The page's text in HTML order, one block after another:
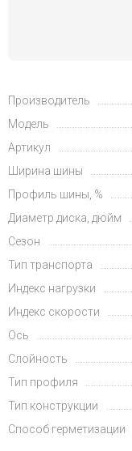
Производитель
Модель
Артикул
Ширина шины
Профиль шины, %
Диаметр диска, дюйм
Сезон
Тип транспорта
Индекс нагрузки
Индекс скорости
Ось
Слойность
Тип профиля
Тип конструкции
Способ герметизации